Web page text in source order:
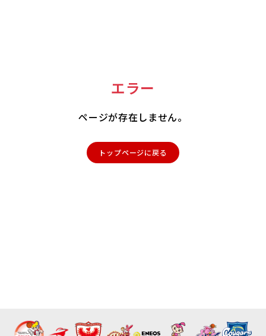
エラー
ページが存在しません。
トップページに戻る